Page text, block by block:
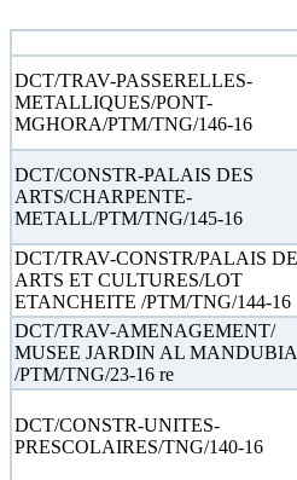
DCT/TRAV-PASSERELLES-
METALLIQUES/PONT-
MGHORA/PTM/TNG/146-16
DCT/CONSTR-PALAIS DES
ARTS/CHARPENTE-
METALL/PTM/TNG/145-16
DCT/TRAV-CONSTR/PALAIS
ARTS ET CULTURES/LOT
ETANCHEITE /PTM/TNG/144-16
DCT/TRAV-AMENAGEMENT/
MUSEE JARDIN AL MANDUBIA
/PTM/TNG/23-16 re
DCT/CONSTR-UNITES-
PRESCOLAIRES/TNG/140-16